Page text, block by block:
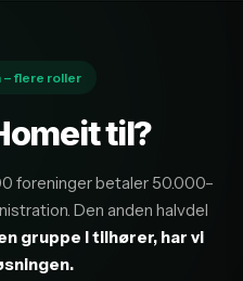
flere roller
til?
foreninger betaler 50.000–
Den anden halvdel
gruppe I tilhører, har vi